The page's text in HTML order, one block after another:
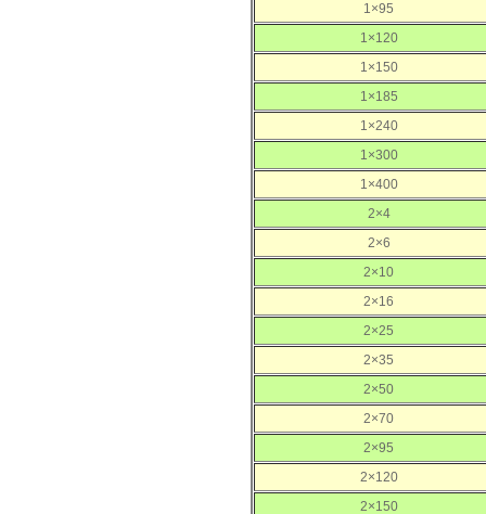
1×95
1×120
1×150
1×185
1×240
1×300
1×400
2×4
2×6
2×10
2×16
2×25
2×35
2×50
2×70
2×95
2×120
2×150